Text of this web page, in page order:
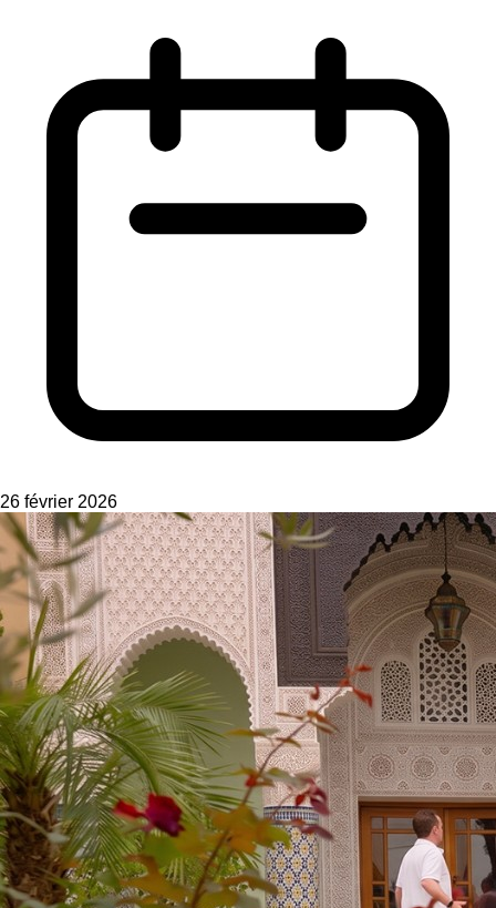
26 février 2026